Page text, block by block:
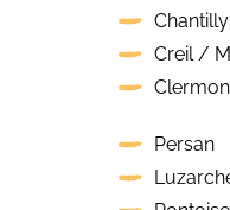
Creil /
Persan